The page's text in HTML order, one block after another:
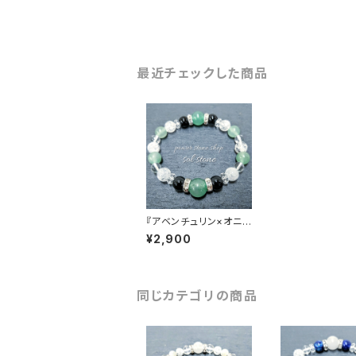
最近チェックした商品
『アベンチュリン×オニキ
ス×クラック水晶×水晶』
天然石パワーストーン
¥2,900
同じカテゴリの商品